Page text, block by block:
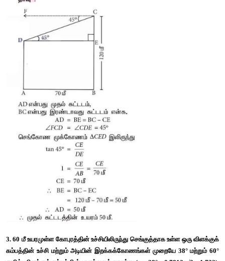
இரண்டாவது
கட்டடத்தின் உச்சியிலிருந்து முதல் கட்டடத்தின்
இறக்கக்கோணம் 45° ஆகும்.
முதல் கட்டடத்தின் உயரத்தைக் காண்க.